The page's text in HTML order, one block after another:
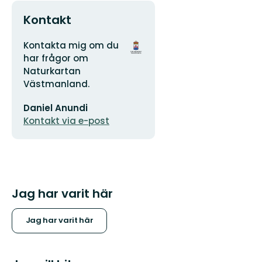
Kontakt
Adress
Kontakta mig om du
har frågor om
Naturkartan
Västmanland.
postadress
Daniel Anundi
Kontakt via e-post
Organisationens
logotyp
Jag har varit här
Jag har varit här